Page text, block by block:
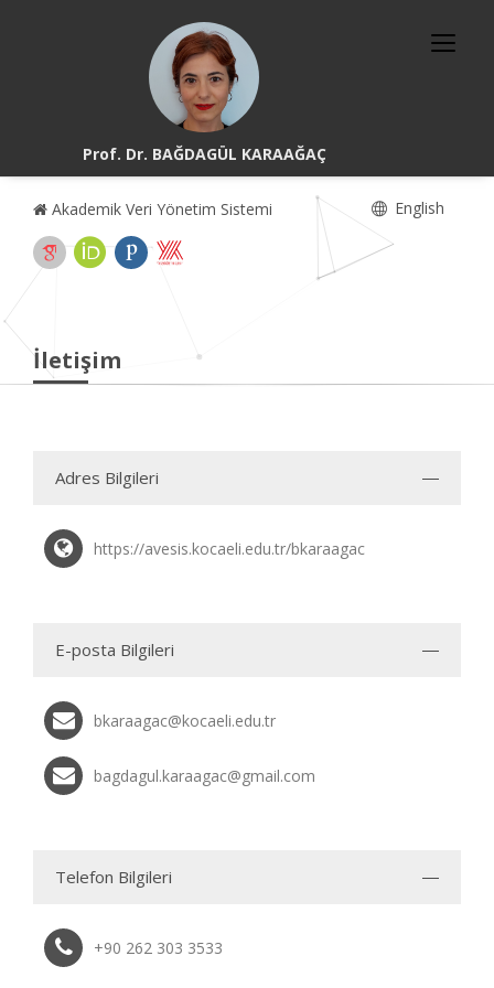
Prof. Dr. BAĞDAGÜL KARAAĞAÇ
Akademik Veri Yönetim Sistemi English
İletişim
Adres Bilgileri
https://avesis.kocaeli.edu.tr/bkaraagac
E-posta Bilgileri
bkaraagac@kocaeli.edu.tr
bagdagul.karaagac@gmail.com
Telefon Bilgileri
+90 262 303 3533